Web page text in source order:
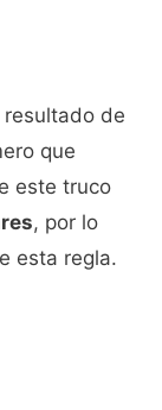
de
que
este truco
, por lo
esta regla.